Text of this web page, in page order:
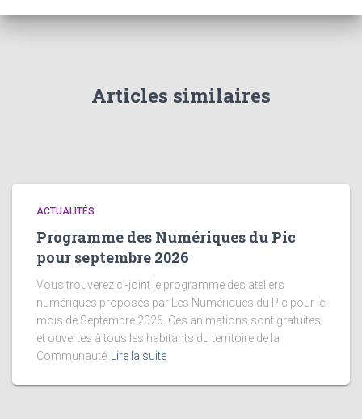
Articles similaires
ACTUALITÉS
Programme des Numériques du Pic
pour septembre 2026
Vous trouverez ci-joint le programme des ateliers
numériques proposés par Les Numériques du Pic pour le
mois de Septembre 2026. Ces animations sont gratuites
et ouvertes à tous les habitants du territoire de la
Communauté Lire la suite